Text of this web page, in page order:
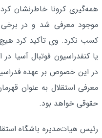
همه‌گیری کرونا خاطرنشان
موجود معرفی شد و در برخی
کسب نکرد. وی تأکید کرد هیچ
یا کنفدراسیون فوتبال آسیا
در این خصوص بر عهده
معرفی استقلال به عنوان
حقوقی خواهد بود.
رئیس هیات‌مدیره باشگاه